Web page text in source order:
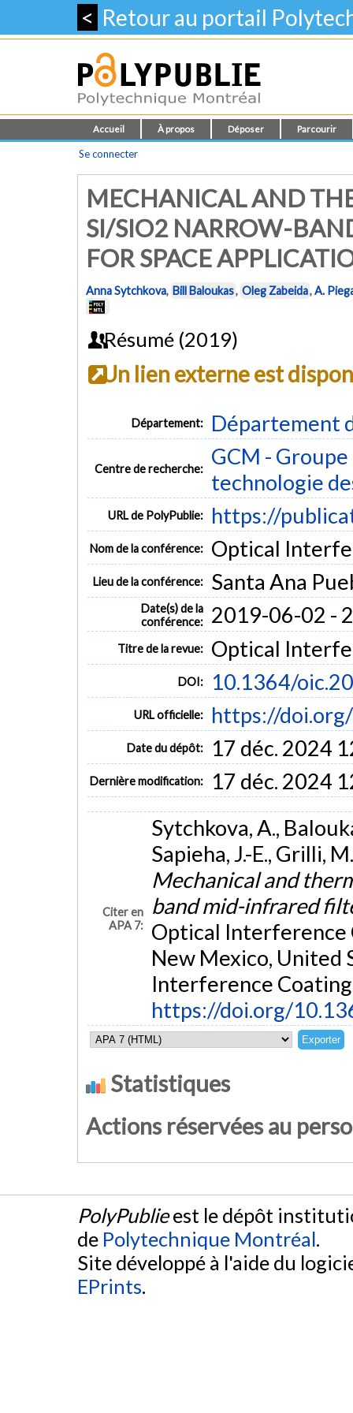
< Retour au portail
Accueil À propos Déposer Parcourir
Se connecter
MECHANICAL AND
SI/SIO2 NARROW-
FOR SPACE
Anna Sytchkova, Bill Baloukas, Oleg Zabeida,A.
Résumé (2019)
Un lien externe est
Département: Département
Centre de recherche:
GCM -
technologie
URL de PolyPublie: https://
Nom de la conférence: Optical
Lieu de la conférence: Santa Ana
Date(s) de la
conférence:
2019-06-02 -
Titre de la revue: Optical
DOI: 10.1364/
URL officielle: https://
Date du dépôt: 17 déc. 2024
Dernière modification: 17 déc. 2024
Citer en
APA 7:
Sytchkova, A.,
Sapieha, J.-E., Grilli,
Mechanical and
band mid-infrared
Optical Interference
New Mexico, United
Interference
https://doi.org/
Statistiques
Actions réservées au
PolyPublieest le dépôt
de Polytechnique Montréal.
Site développé à l'aide du
EPrints.